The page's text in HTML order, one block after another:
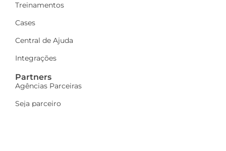
Treinamentos
Cases
Central de Ajuda
Integrações
Partners
Agências Parceiras
Seja parceiro